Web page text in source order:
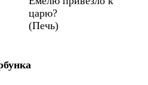
царю?
(Печь)